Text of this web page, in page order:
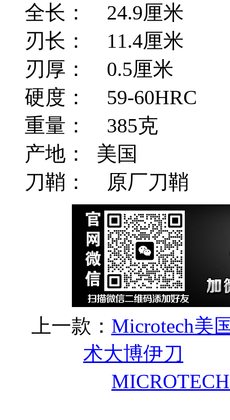
全长： 24.9厘米
刃长： 11.4厘米
刃厚： 0.5厘米
硬度： 59-60HRC
重量： 385克
产地： 美国
刀鞘： 原厂刀鞘
上一款： Microtech美
术大博伊刀